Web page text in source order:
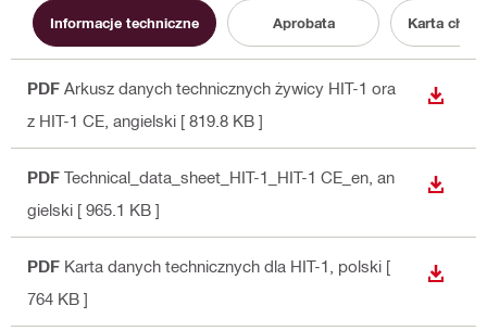
Informacje techniczne Aprobata Karta
PDF Arkusz danych technicznych żywicy HIT-1 ora
z HIT-1 CE , angielski [ 819.8 KB ]
PDF Technical_data_sheet_HIT-1_HIT-1 CE_en , an
gielski [ 965.1 KB ]
PDF Karta danych technicznych dla HIT-1 , polski [
764 KB ]